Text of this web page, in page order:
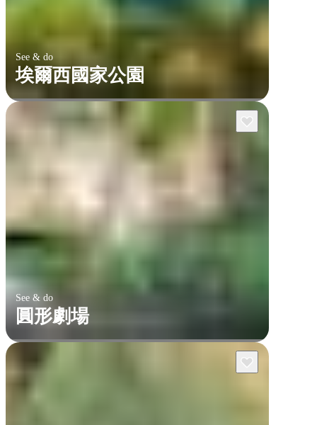
See & do
埃爾西國家公園
See & do
圓形劇場